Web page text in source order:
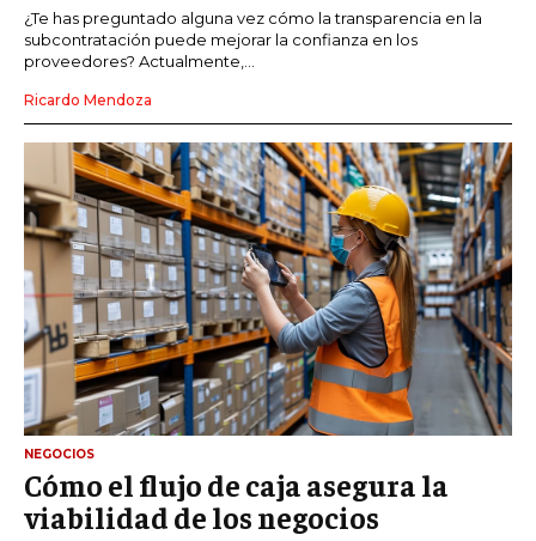
¿Te has preguntado alguna vez cómo la transparencia en la
subcontratación puede mejorar la confianza en los
proveedores? Actualmente,...
Ricardo Mendoza
NEGOCIOS
Cómo el flujo de caja asegura la
viabilidad de los negocios